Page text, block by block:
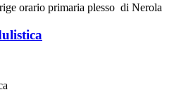
orario primaria plesso di Nerola